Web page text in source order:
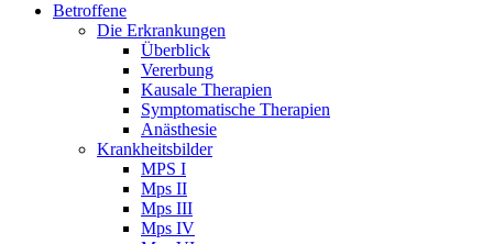
Betroffene
Die Erkrankungen
Überblick
Vererbung
Kausale Therapien
Symptomatische Therapien
Anästhesie
Krankheitsbilder
MPS I
Mps II
Mps III
Mps IV